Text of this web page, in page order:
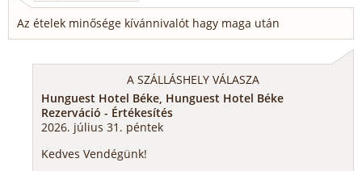
Az ételek minősége kívánnivalót hagy maga után
A SZÁLLÁSHELY VÁLASZA
Hunguest Hotel Béke, Hunguest Hotel Béke
Rezerváció - Értékesítés
2026. július 31. péntek
Kedves Vendégünk!